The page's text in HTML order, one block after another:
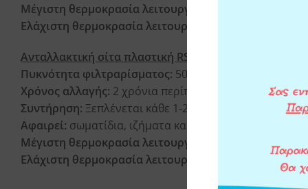
Μέγιστη θερμοκρασία λειτουργίας:
Ελάχιστη θερμοκρασία λειτουργίας:
Ανταλλακτική σίτα πλαστική RSH:
Πυκνότητα φιλτραρίσματος: 50μm
Χρόνος αλλαγής: 2 χρόνια περίπου
Συντήρηση: Ξεπλένεται κάθε 1-2 μήνες
Αφαιρεί: σωματίδια, ιζήματα και αιωρήματα (χώμα,
Μέγιστη θερμοκρασία λειτουργίας:
45°C (113°F)
Ελάχιστη θερμοκρασία λειτουργίας:
4°C (39,2°F)